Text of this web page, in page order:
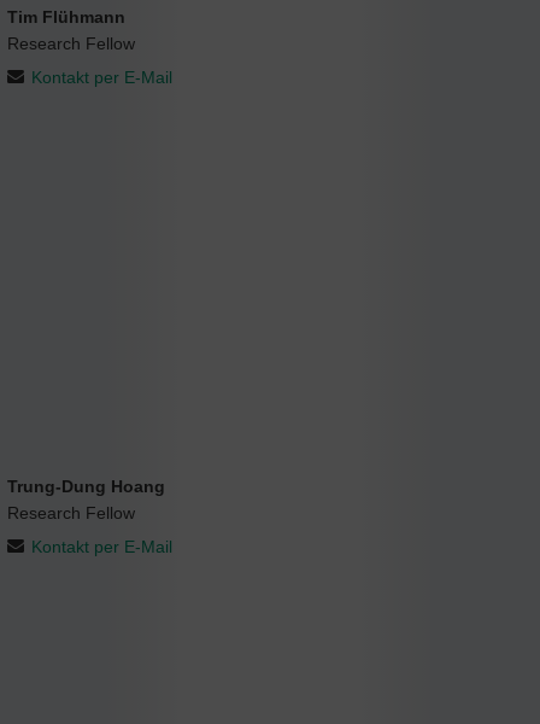
Tim Flühmann
Research Fellow
Kontakt per E-Mail
Trung-Dung Hoang
Research Fellow
Kontakt per E-Mail